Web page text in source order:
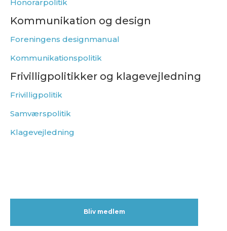
Honorarpolitik
Kommunikation og design
Foreningens designmanual
Kommunikationspolitik
Frivilligpolitikker og klagevejledning
Frivilligpolitik
Samværspolitik
Klagevejledning
Bliv medlem